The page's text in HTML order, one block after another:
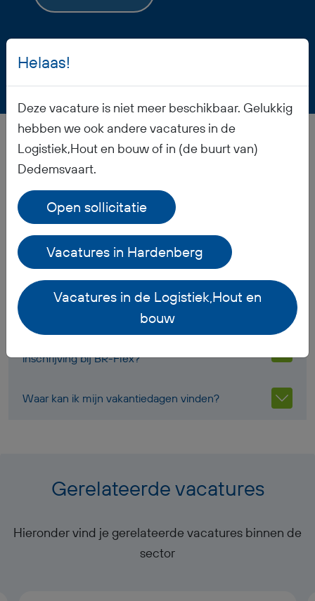
Veelgestelde vragen
Wanneer ontvang ik mijn salaris?
Ontvang ik werkkleding?
Hoe is het pensioen geregeld?
inschrijving bij BR-Flex?
Waar kan ik mijn vakantiedagen vinden?
Gerelateerde vacatures
Hieronder vind je gerelateerde vacatures binnen de
sector
Helaas!
Deze vacature is niet meer beschikbaar. Gelukkig
hebben we ook andere vacatures in de
Logistiek,Hout en bouw of in (de buurt van)
Dedemsvaart.
Open sollicitatie
Vacatures in Hardenberg
Vacatures in de Logistiek,Hout en
bouw